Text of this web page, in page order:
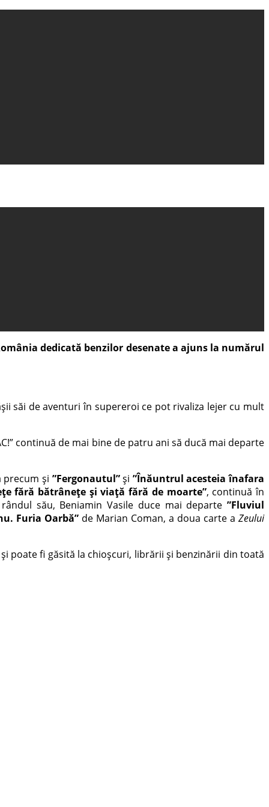
dedicată benzilor desenate a ajuns la numărul
săi de aventuri în supereroi ce pot rivaliza lejer cu mult
continuă de mai bine de patru ani să ducă mai departe
și ”Fergonautul”și ”Înăuntrul acesteia înafara
fără bătrânețe și viață fără de moarte”, continuă în
său, Beniamin Vasile duce mai departe ”Fluviul
Furia Oarbă” de Marian Coman, a doua carte aZeului
poate fi găsită la chioșcuri, librării și benzinării din toată